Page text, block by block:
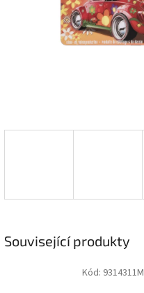
Související produkty
Kód: 9314311M